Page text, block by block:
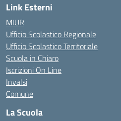
Link Esterni
MIUR
Ufficio Scolastico Regionale
Ufficio Scolastico Territoriale
Scuola in Chiaro
Iscrizioni On Line
Invalsi
Comune
La Scuola